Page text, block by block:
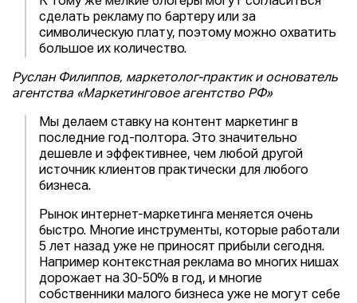
сделать рекламу по бартеру или за
символическую плату, поэтому можно охватить
большое их количество.
Руслан Филиппов, маркетолог-практик и основатель
агентства «Маркетинговое агентство РФ»
Мы делаем ставку на контент маркетинг в
последние год-полтора. Это значительно
дешевле и эффективнее, чем любой другой
источник клиентов практически для любого
бизнеса.
Рынок интернет-маркетинга меняется очень
быстро. Многие инструменты, которые работали
5 лет назад уже не приносят прибыли сегодня.
Например контекстная реклама во многих нишах
дорожает на 30-50% в год, и многие
собственники малого бизнеса уже не могут себе